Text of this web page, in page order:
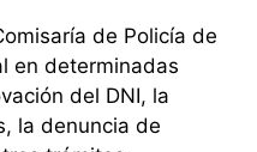
de Policía de
en determinadas
del DNI, la
la denuncia de